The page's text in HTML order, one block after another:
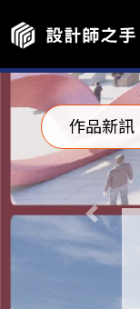
作品新訊
Previous